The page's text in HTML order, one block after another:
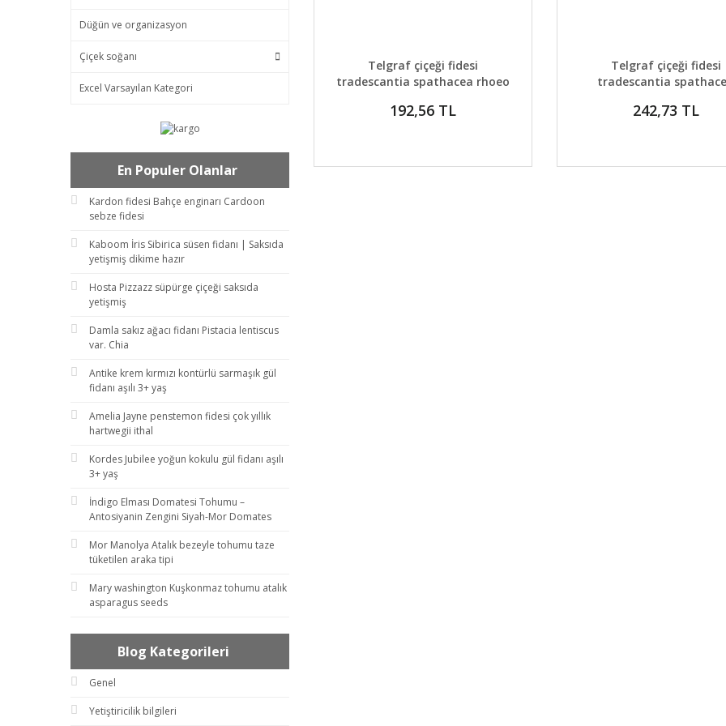
Düğün ve organizasyon
Çiçek soğanı
Excel Varsayılan Kategori
En Populer Olanlar
Kardon fidesi Bahçe enginarı Cardoon
sebze fidesi
Kaboom İris Sibirica süsen fidanı | Saksıda
yetişmiş dikime hazır
Hosta Pizzazz süpürge çiçeği saksıda
yetişmiş
Damla sakız ağacı fidanı Pistacia lentiscus
var. Chia
Antike krem kırmızı kontürlü sarmaşık gül
fidanı aşılı 3+ yaş
Amelia Jayne penstemon fidesi çok yıllık
hartwegii ithal
Kordes Jubilee yoğun kokulu gül fidanı aşılı
3+ yaş
İndigo Elması Domatesi Tohumu –
Antosiyanin Zengini Siyah-Mor Domates
Mor Manolya Atalık bezeyle tohumu taze
tüketilen araka tipi
Mary washington Kuşkonmaz tohumu atalık
asparagus seeds
Blog Kategorileri
Genel
Yetiştiricilik bilgileri
DETAYLAR SEPETE EKLE
Telgraf çiçeği fidesi
tradescantia spathacea rhoeo
192,56 TL
DETAYLAR GELİNCE
Telgraf çiçeği fidesi
tradescantia
cradle
242,73 TL